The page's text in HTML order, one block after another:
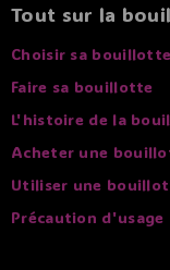
Tout sur la
Choisir sa bouillotte
Faire sa bouillotte
L'histoire de la
Acheter une
Utiliser une
Précaution d'usage